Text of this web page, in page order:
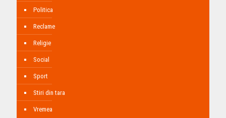
Politica
Reclame
Religie
Social
Sport
Stiri din tara
Vremea